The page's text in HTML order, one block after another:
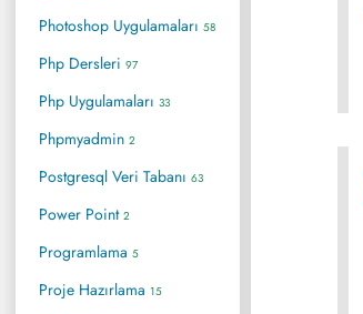
Photoshop Uygulamaları 58
Php Dersleri 97
Php Uygulamaları 33
Phpmyadmin 2
Postgresql Veri Tabanı 63
Power Point 2
Programlama 5
Proje Hazırlama 15